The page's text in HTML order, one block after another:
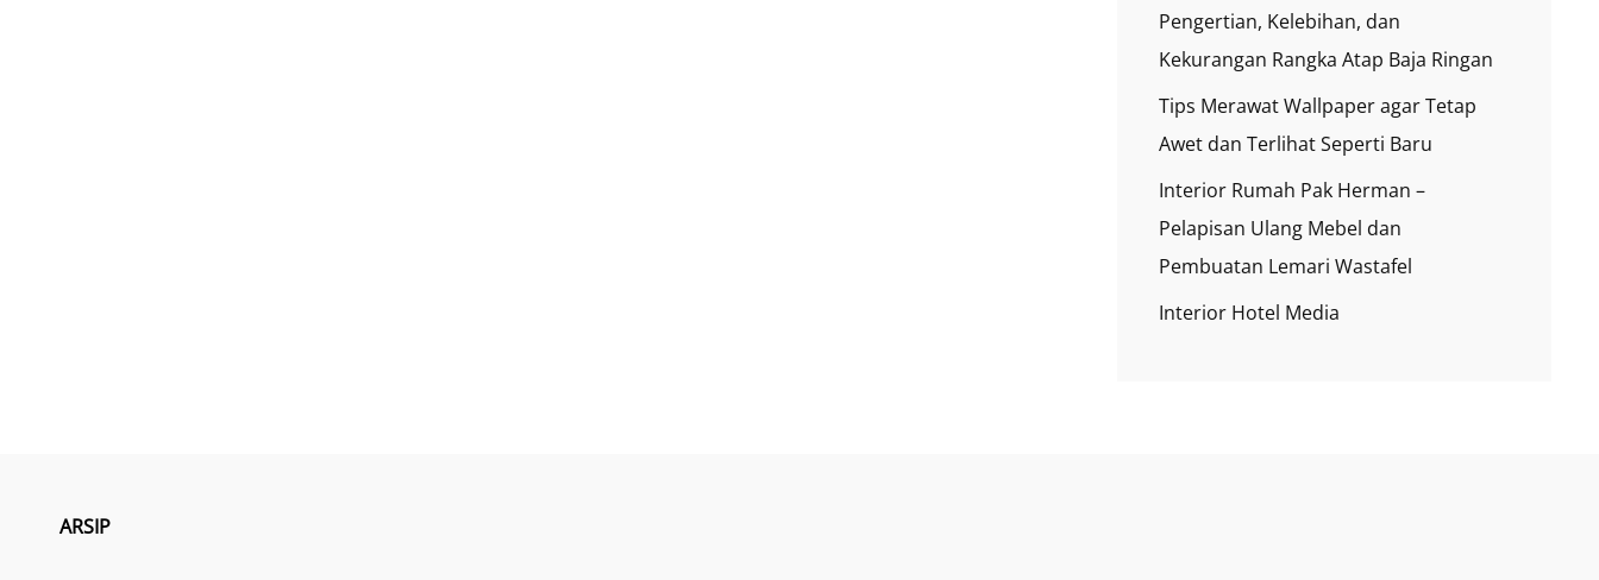
Pengertian, Kelebihan, dan
Kekurangan Rangka Atap Baja Ringan
Tips Merawat Wallpaper agar Tetap
Awet dan Terlihat Seperti Baru
Interior Rumah Pak Herman –
Pelapisan Ulang Mebel dan
Pembuatan Lemari Wastafel
Interior Hotel Media
ARSIP